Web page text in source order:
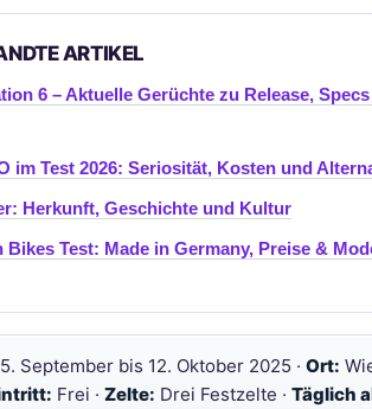
ARTIKEL
6 – Aktuelle Gerüchte zu Release,
im Test 2026: Seriosität, Kosten und
Herkunft, Geschichte und Kultur
Bikes Test: Made in Germany, Preise &
September bis 12. Oktober 2025 · Ort:
Frei · Zelte: Drei Festzelte · Täglich